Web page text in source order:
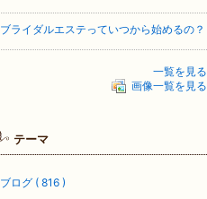
ブライダルエステっていつから始めるの？
一覧を見る
画像一覧を見る
テーマ
ブログ ( 816 )